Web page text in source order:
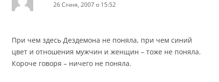
26 Січня, 2007 о 15:52
При чем здесь Дездемона не поняла, при чем синий
цвет и отношения мужчин и женщин – тоже не поняла.
Короче говоря – ничего не поняла.